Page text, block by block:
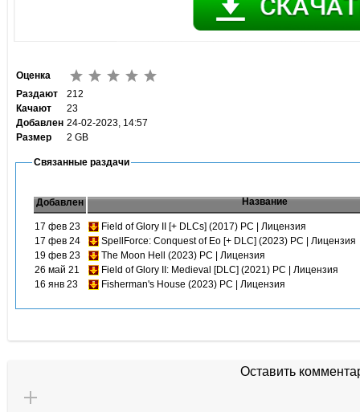
Оценка
Раздают
212
Качают
23
Добавлен 24-02-2023, 14:57
Размер
2 GB
Связанные раздачи
Добавлен Название
17 фев 23
Field of Glory II [+ DLCs] (2017) PC | Лицензия
17 фев 24
SpellForce: Conquest of Eo [+ DLC] (2023) PC | Лицензия
19 фев 23
The Moon Hell (2023) PC | Лицензия
26 май 21
Field of Glory II: Medieval [DLC] (2021) PC | Лицензия
16 янв 23
Fisherman's House (2023) PC | Лицензия
Оставить